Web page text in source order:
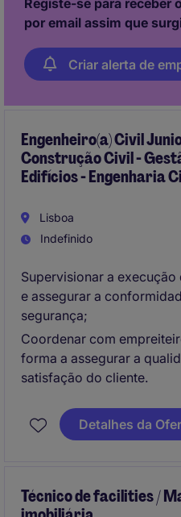
Registe-se para receber
por email assim que
Criar alerta de
Engenheiro(a) Civil
Construção Civil -
Edifícios - Engenharia
Lisboa
Indefinido
Supervisionar a
e assegurar a
segurança;
Coordenar com
forma a assegurar a
satisfação do cliente.
Detalhes da
Técnico de facilities /